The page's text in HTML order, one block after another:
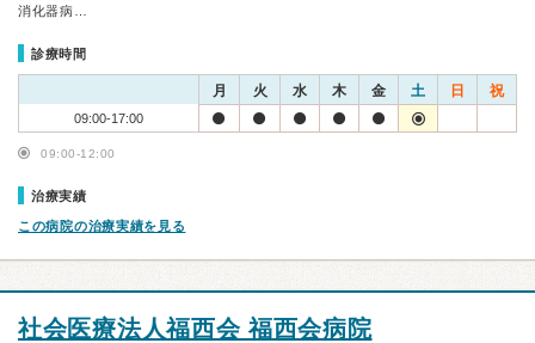
消化器病…
診療時間
月 火 水 木 金 土 日 祝
09:00-17:00
09:00-12:00
治療実績
この病院の治療実績を見る
社会医療法人福西会 福西会病院